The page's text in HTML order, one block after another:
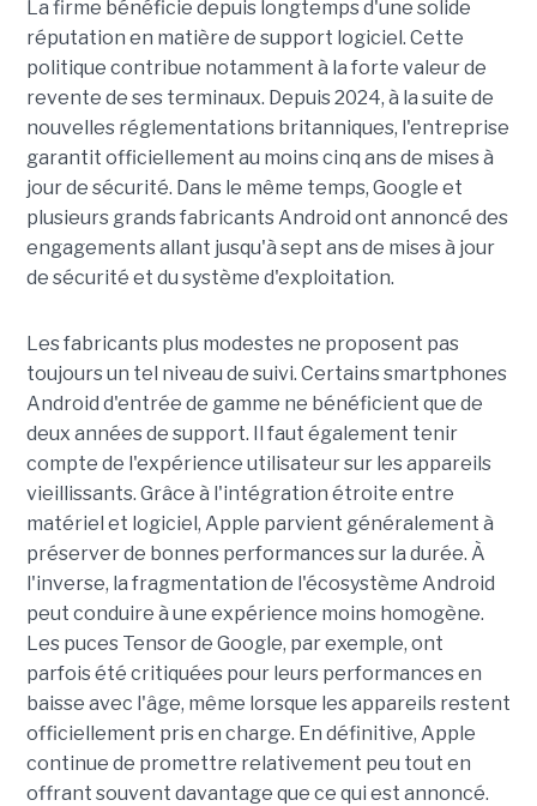
La firme bénéficie depuis longtemps d'une solide
réputation en matière de support logiciel. Cette
politique contribue notamment à la forte valeur de
revente de ses terminaux. Depuis 2024, à la suite de
nouvelles réglementations britanniques, l'entreprise
garantit officiellement au moins cinq ans de mises à
jour de sécurité. Dans le même temps, Google et
plusieurs grands fabricants Android ont annoncé des
engagements allant jusqu'à sept ans de mises à jour
de sécurité et du système d'exploitation.
Les fabricants plus modestes ne proposent pas
toujours un tel niveau de suivi. Certains smartphones
Android d'entrée de gamme ne bénéficient que de
deux années de support. Il faut également tenir
compte de l'expérience utilisateur sur les appareils
vieillissants. Grâce à l'intégration étroite entre
matériel et logiciel, Apple parvient généralement à
préserver de bonnes performances sur la durée. À
l'inverse, la fragmentation de l'écosystème Android
peut conduire à une expérience moins homogène.
Les puces Tensor de Google, par exemple, ont
parfois été critiquées pour leurs performances en
baisse avec l'âge, même lorsque les appareils restent
officiellement pris en charge. En définitive, Apple
continue de promettre relativement peu tout en
offrant souvent davantage que ce qui est annoncé.